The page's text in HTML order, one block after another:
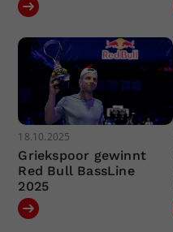
18.10.2025
Griekspoor gewinnt
Red Bull BassLine
2025